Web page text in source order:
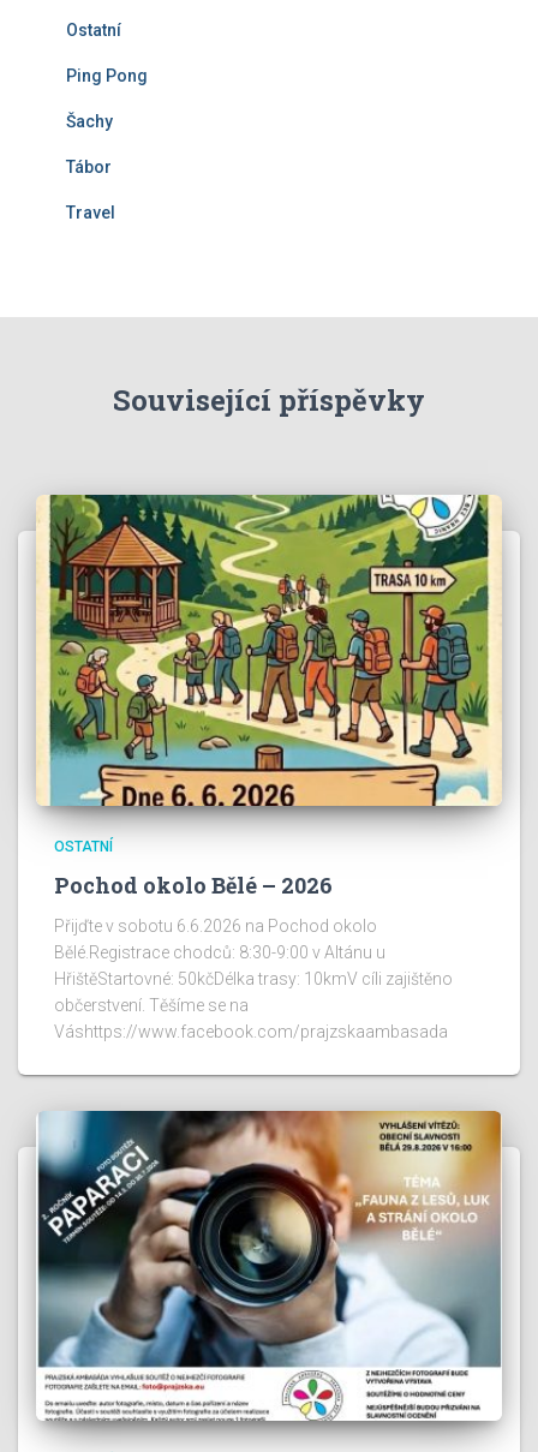
Ostatní
Ping Pong
Šachy
Tábor
Travel
Související příspěvky
OSTATNÍ
Pochod okolo Bělé – 2026
Přijďte v sobotu 6.6.2026 na Pochod okolo
Bělé.Registrace chodců: 8:30-9:00 v Altánu u
HřištěStartovné: 50kčDélka trasy: 10kmV cíli zajištěno
občerstvení. Těšíme se na
Váshttps://www.facebook.com/prajzskaambasada